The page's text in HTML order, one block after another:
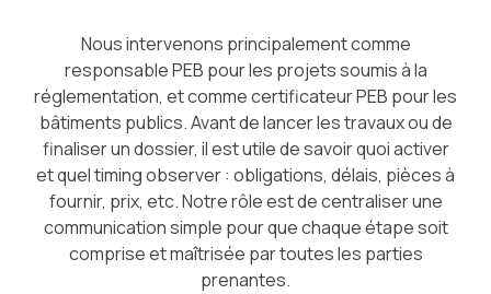
Nous intervenons principalement comme
responsable PEB pour les projets soumis à la
réglementation, et comme certificateur PEB pour les
bâtiments publics. Avant de lancer les travaux ou de
finaliser un dossier, il est utile de savoir quoi activer
et quel timing observer : obligations, délais, pièces à
fournir, prix, etc. Notre rôle est de centraliser une
communication simple pour que chaque étape soit
comprise et maîtrisée par toutes les parties
prenantes.